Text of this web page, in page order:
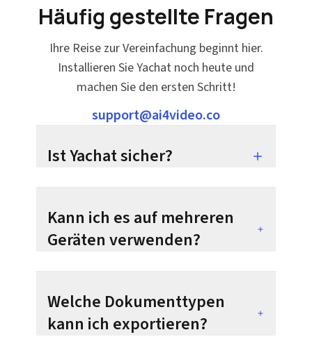
Häufig gestellte Fragen
Ihre Reise zur Vereinfachung beginnt hier.
Installieren Sie Yachat noch heute und
machen Sie den ersten Schritt!
support@ai4video.co
Ist Yachat sicher?
Kann ich es auf mehreren
Geräten verwenden?
Welche Dokumenttypen
kann ich exportieren?